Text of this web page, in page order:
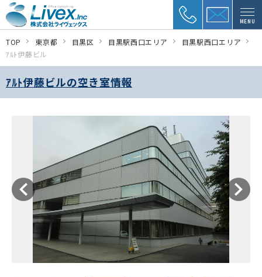
MENU
TOP 東京都 目黒区 目黒駅西口エリア
目黒駅西口エリア
ｱﾙﾄ伊藤ビル
ｱﾙﾄ伊藤ビルの空き室情報